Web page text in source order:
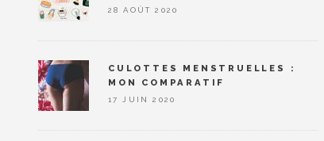
28 AOÛT 2020
CULOTTES MENSTRUELLES :
MON COMPARATIF
17 JUIN 2020